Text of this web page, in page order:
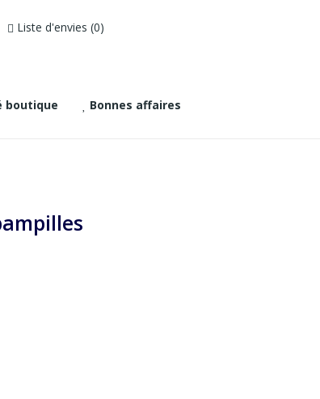
Liste d'envies 0
boutique
Bonnes affaires